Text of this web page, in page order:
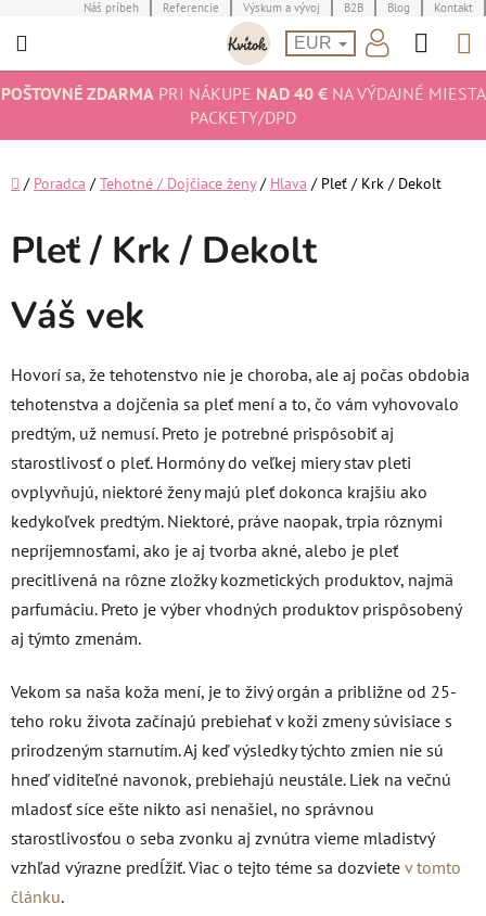
na
Náš príbeh Referencie Výskum a vývoj B2B Blog Kontakt
EUR
POŠTOVNÉ ZDARMAPRI NÁKUPE NAD 40 €NA VÝDAJNÉ MIESTA
PACKETY/DPD
Domov
/ Poradca / Tehotné / Dojčiace ženy / Hlava / Pleť / Krk / Dekolt
Pleť / Krk / Dekolt
Váš vek
Hovorí sa, že tehotenstvo nie je choroba, ale aj počas obdobia
tehotenstva a dojčenia sa pleť mení a to, čo vám vyhovovalo
predtým, už nemusí. Preto je potrebné prispôsobiť aj
starostlivosť o pleť. Hormóny do veľkej miery stav pleti
ovplyvňujú, niektoré ženy majú pleť dokonca krajšiu ako
kedykoľvek predtým. Niektoré, práve naopak, trpia rôznymi
nepríjemnosťami, ako je aj tvorba akné, alebo je pleť
precitlivená na rôzne zložky kozmetických produktov, najmä
parfumáciu. Preto je výber vhodných produktov prispôsobený
aj týmto zmenám.
Vekom sa naša koža mení, je to živý orgán a približne od 25-
teho roku života začínajú prebiehať v koži zmeny súvisiace s
prirodzeným starnutím. Aj keď výsledky týchto zmien nie sú
hneď viditeľné navonok, prebiehajú neustále. Liek na večnú
mladosť síce ešte nikto asi nenašiel, no správnou
starostlivosťou o seba zvonku aj zvnútra vieme mladistvý
vzhľad výrazne predĺžiť. Viac o tejto téme sa dozviete v tomto
článku.